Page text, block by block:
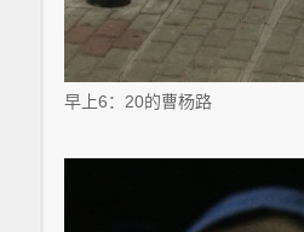
早上6：20的曹杨路